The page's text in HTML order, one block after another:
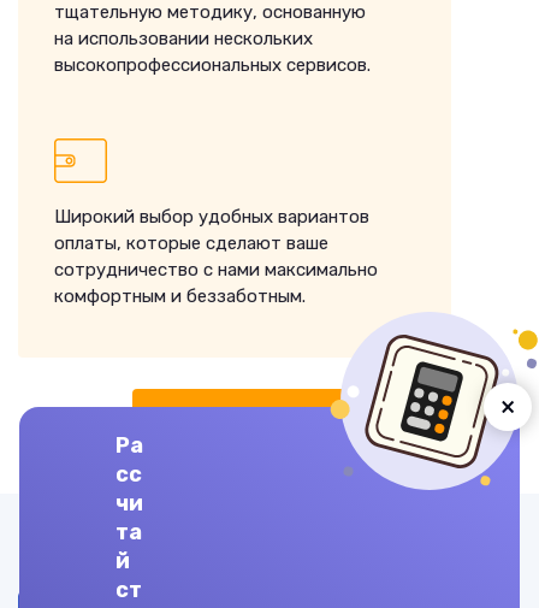
ЗАКАЗАТЬ ВЫПОЛНЕНИЕ
тщательную методику, основанную
на использовании нескольких
высокопрофессиональных сервисов.
Широкий выбор удобных вариантов
оплаты, которые сделают ваше
сотрудничество с нами максимально
комфортным и беззаботным.
Другие предметы
Ра
сс
чи
та
й
ст
×